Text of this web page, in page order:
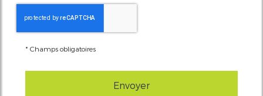
* Champs obligatoires